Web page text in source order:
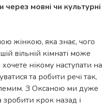
мовні чи культурні
жінкою, яка знає, чого
вільній кімнаті може
нікому наступати на
та робити речі так,
З Оксаною ми дуже
крок назад і